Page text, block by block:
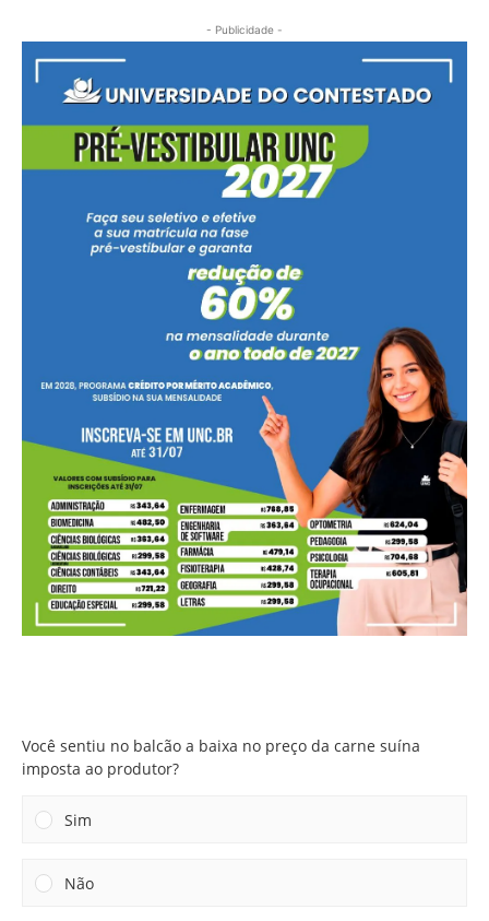
- Publicidade -
Você sentiu no balcão a baixa no preço da carne suína
imposta ao produtor?
Sim
Não